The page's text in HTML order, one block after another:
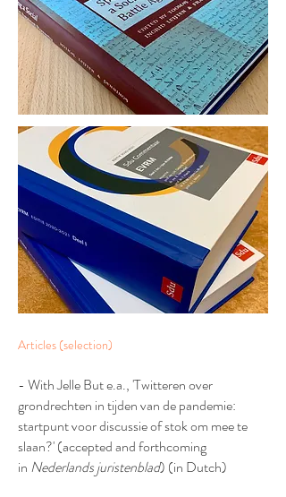
Articles (selection)
- With Jelle But e.a., 'Twitteren over
grondrechten in tijden van de pandemie:
startpunt voor discussie of stok om mee te
slaan?' (accepted and forthcoming
in Nederlands juristenblad) (in Dutch)